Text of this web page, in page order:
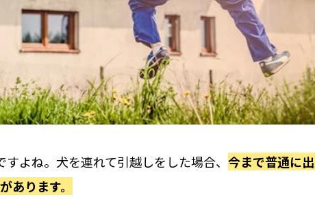
よね。犬を連れて引越しをした場合、 今まで普通に
あります。